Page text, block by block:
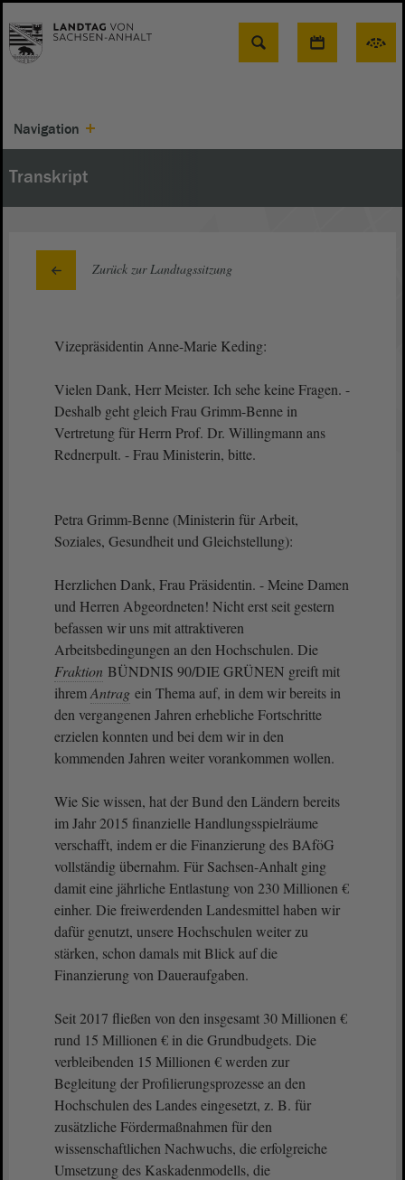
Suche
Navigation
Transkript
Zurück zur Landtagssitzung
Vizepräsidentin Anne-Marie Keding:
Vielen Dank, Herr Meister. Ich sehe keine Fragen. -
Deshalb geht gleich Frau Grimm-Benne in
Vertretung für Herrn Prof. Dr. Willingmann ans
Rednerpult. - Frau Ministerin, bitte.
Petra Grimm-Benne (Ministerin für Arbeit,
Soziales, Gesundheit und Gleichstellung):
Herzlichen Dank, Frau Präsidentin. - Meine Damen
und Herren Abgeordneten! Nicht erst seit gestern
befassen wir uns mit attraktiveren
Arbeitsbedingungen an den Hochschulen. Die
Fraktion BÜNDNIS 90/DIE GRÜNEN greift mit
ihremAntrag ein Thema auf, in dem wir bereits in
den vergangenen Jahren erhebliche Fortschritte
erzielen konnten und bei dem wir in den
kommenden Jahren weiter vorankommen wollen.
Wie Sie wissen, hat der Bund den Ländern bereits
im Jahr 2015 finanzielle Handlungsspielräume
verschafft, indem er die Finanzierung des BAföG
vollständig übernahm. Für Sachsen-Anhalt ging
damit eine jährliche Entlastung von 230 Millionen €
einher. Die freiwerdenden Landesmittel haben wir
dafür genutzt, unsere Hochschulen weiter zu
stärken, schon damals mit Blick auf die
Finanzierung von Daueraufgaben.
Seit 2017 fließen von den insgesamt 30 Millionen €
rund 15 Millionen € in die Grundbudgets. Die
verbleibenden 15 Millionen € werden zur
Begleitung der Profilierungsprozesse an den
Hochschulen des Landes eingesetzt, z. B. für
zusätzliche Fördermaßnahmen für den
wissenschaftlichen Nachwuchs, die erfolgreiche
Umsetzung des Kaskadenmodells, die